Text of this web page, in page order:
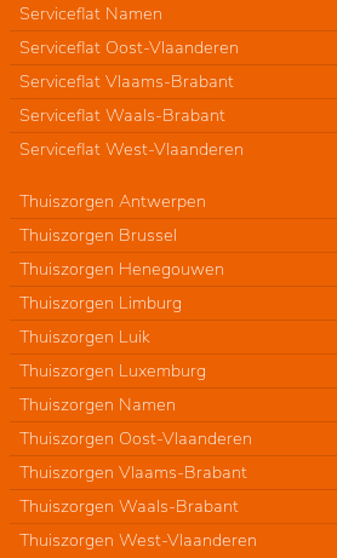
Serviceflat Namen
Serviceflat Oost-Vlaanderen
Serviceflat Vlaams-Brabant
Serviceflat Waals-Brabant
Serviceflat West-Vlaanderen
Thuiszorgen Antwerpen
Thuiszorgen Brussel
Thuiszorgen Henegouwen
Thuiszorgen Limburg
Thuiszorgen Luik
Thuiszorgen Luxemburg
Thuiszorgen Namen
Thuiszorgen Oost-Vlaanderen
Thuiszorgen Vlaams-Brabant
Thuiszorgen Waals-Brabant
Thuiszorgen West-Vlaanderen